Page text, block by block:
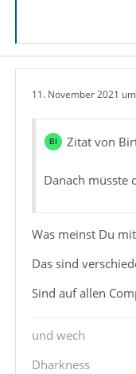
11. November 2021
Zitat von
Danach müsste
Was meinst Du mit
Das sind
Sind auf allen
und wech
Dharkness